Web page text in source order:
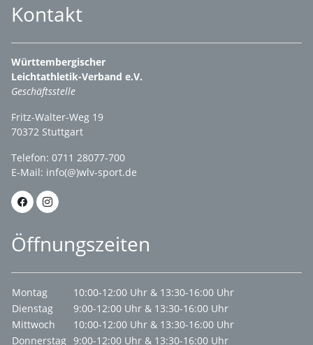
Kontakt
Württembergischer
Leichtathletik-Verband e.V.
Geschäftsstelle
Fritz-Walter-Weg 19
70372 Stuttgart
Telefon: 0711 28077-700
E-Mail: info(@)wlv-sport.de
Öffnungszeiten
Montag
10:00-12:00 Uhr & 13:30-16:00 Uhr
Dienstag
9:00-12:00 Uhr & 13:30-16:00 Uhr
Mittwoch
10:00-12:00 Uhr & 13:30-16:00 Uhr
Donnerstag 9:00-12:00 Uhr & 13:30-16:00 Uhr